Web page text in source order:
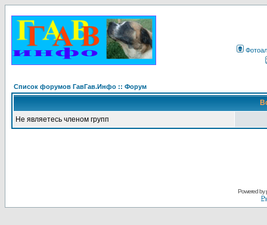
Список форумов ГавГав.Инфо :: Форум
Не являетесь членом групп
Powered by